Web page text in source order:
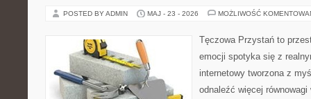
POSTED BY ADMIN MAJ - 23 - 2026 MOŻLIWOŚĆ
Tęczowa Przystań to
emocji spotyka się z
internetowy tworzona z
odnaleźć więcej